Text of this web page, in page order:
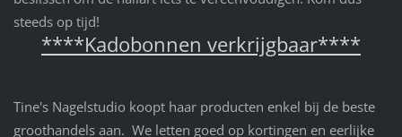
steeds op tijd!
****Kadobonnen verkrijgbaar****
Tine's Nagelstudio koopt haar producten enkel bij de beste
groothandels aan. We letten goed op kortingen en eerlijke